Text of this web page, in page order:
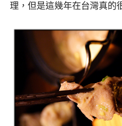
理，但是這幾年在台灣真的